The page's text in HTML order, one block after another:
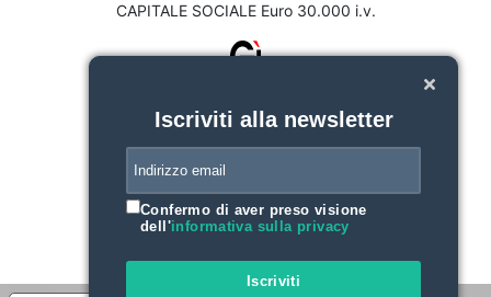
CAPITALE SOCIALE Euro 30.000 i.v.
Iscriviti alla newsletter
Confermo di aver preso visione
dell'informativa sulla privacy
Iscriviti